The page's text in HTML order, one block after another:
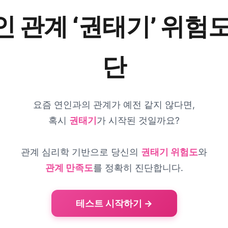
관계 ‘권태기’ 위험
단
요즘 연인과의 관계가 예전 같지 않다면,
혹시 권태기 가 시작된 것일까요?
관계 심리학 기반으로 당신의 권태기 위험도와
관계 만족도를 정확히 진단합니다.
테스트 시작하기 →